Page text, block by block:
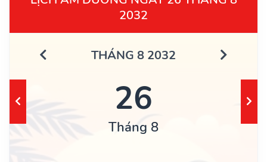
2032
THÁNG 8 2032
26
Tháng 8